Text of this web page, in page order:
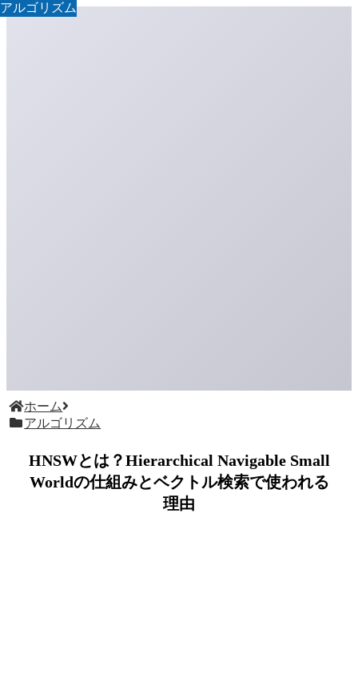
ホーム
アルゴリズム
HNSWとは？Hierarchical Navigable Small
Worldの仕組みとベクトル検索で使われる
理由
アルゴリズム
アルゴリズム
アルゴリズム
アルゴリズム
アルゴリズム
アルゴリズム
アルゴリズム
アルゴリズム
アルゴリズム